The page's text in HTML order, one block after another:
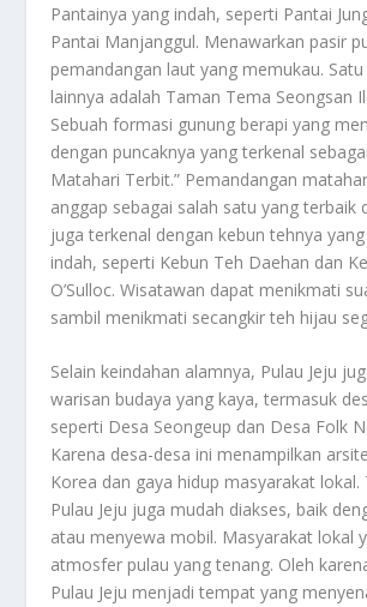
Pantainya yang indah, seperti Pantai
Pantai Manjanggul. Menawarkan pasir
pemandangan laut yang memukau.
lainnya adalah Taman Tema Seongsan
Sebuah formasi gunung berapi yang
dengan puncaknya yang terkenal
Matahari Terbit.” Pemandangan
anggap sebagai salah satu yang terbaik
juga terkenal dengan kebun tehnya
indah, seperti Kebun Teh Daehan dan
O’Sulloc. Wisatawan dapat menikmati
sambil menikmati secangkir teh hijau
Selain keindahan alamnya, Pulau Jeju
warisan budaya yang kaya, termasuk
seperti Desa Seongeup dan Desa Folk
Karena desa-desa ini menampilkan
Korea dan gaya hidup masyarakat
Pulau Jeju juga mudah diakses, baik
atau menyewa mobil. Masyarakat lokal
atmosfer pulau yang tenang. Oleh
Pulau Jeju menjadi tempat yang